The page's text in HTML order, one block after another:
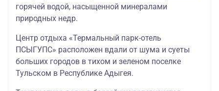
горячей водой, насыщенной минералами
природных недр.
Центр отдыха «Термальный парк-отель
ПСЫГУПС» расположен вдали от шума и суеты
больших городов в тихом и зеленом поселке
Тульском в Республике Адыгея.